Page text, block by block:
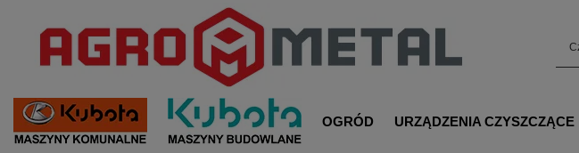
OGRÓD URZĄDZENIA CZYSZCZĄCE